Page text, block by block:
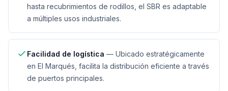
hasta recubrimientos de rodillos, el SBR es adaptable
a múltiples usos industriales.
Facilidad de logística — Ubicado estratégicamente
en El Marqués, facilita la distribución eficiente a través
de puertos principales.